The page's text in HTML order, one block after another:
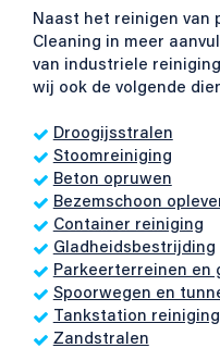
Naast het reinigen van
Cleaning in meer
van industriele
wij ook de volgende
Droogijsstralen
Stoomreiniging
Beton opruwen
Bezemschoon
Container reiniging
Gladheidsbestrijding
Parkeerterreinen en
Spoorwegen en
Tankstation reiniging
Zandstralen